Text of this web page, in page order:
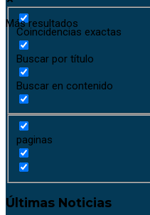
Más resultados
Coincidencias exactas
Buscar por título
Buscar en contenido
paginas
Últimas Noticias